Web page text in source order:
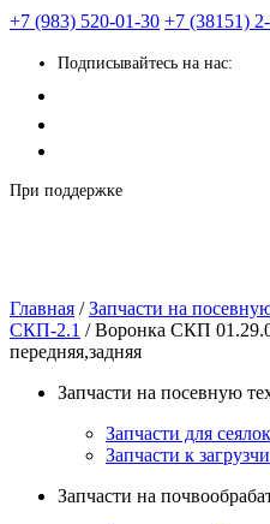
+7 (983) 520-01-30 +7 (38151)
Подписывайтесь на нас:
При поддержке
Главная /Запчасти на
СКП-2.1 / Воронка СКП
передняя,задняя
Запчасти на посевную
Запчасти для
Запчасти к
Запчасти на